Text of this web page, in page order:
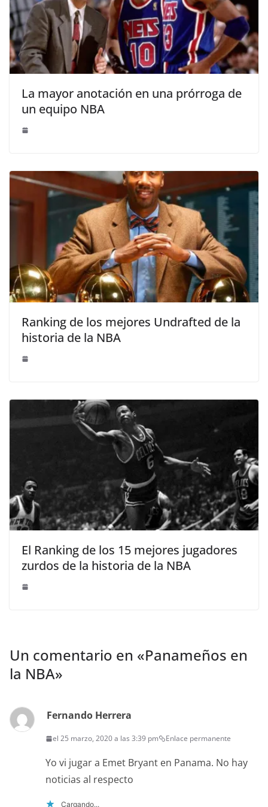
La mayor anotación en una prórroga de
un equipo NBA
Ranking de los mejores Undrafted de la
historia de la NBA
El Ranking de los 15 mejores jugadores
zurdos de la historia de la NBA
Un comentario en «Panameños en
la NBA»
Fernando Herrera
el 25 marzo, 2020 a las 3:39 pm Enlace permanente
Yo vi jugar a Emet Bryant en Panama. No hay
noticias al respecto
Cargando...